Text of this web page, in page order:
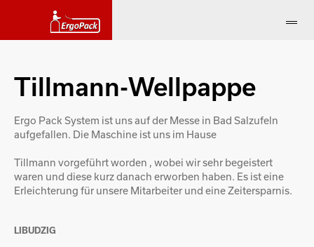
Tillmann-Wellpappe
Ergo Pack System ist uns auf der Messe in Bad Salzufeln
aufgefallen. Die Maschine ist uns im Hause
Tillmann vorgeführt worden , wobei wir sehr begeistert
waren und diese kurz danach erworben haben. Es ist eine
Erleichterung für unsere Mitarbeiter und eine Zeitersparnis.
LIBUDZIG